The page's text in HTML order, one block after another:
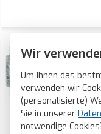
Wir
Um Ihnen das
verwenden wir
(personalisierte)
Sie in unserer
notwendige
LED-